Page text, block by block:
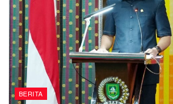
BERITA